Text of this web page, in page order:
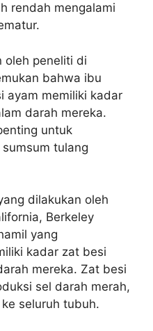
rendah mengalami
oleh peneliti di
bahwa ibu
ayam memiliki kadar
darah mereka.
untuk
tulang
dilakukan oleh
Berkeley
yang
kadar zat besi
mereka. Zat besi
sel darah merah,
seluruh tubuh.